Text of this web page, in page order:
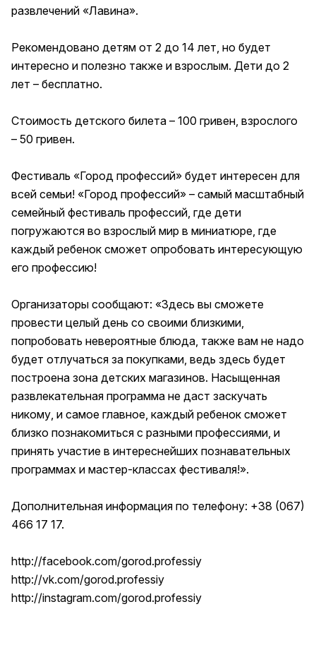
развлечений «Лавина».
Рекомендовано детям от 2 до 14 лет, но будет
интересно и полезно также и взрослым. Дети до 2
лет – бесплатно.
Стоимость детского билета – 100 гривен, взрослого
– 50 гривен.
Фестиваль «Город профессий» будет интересен для
всей семьи! «Город профессий» – самый масштабный
семейный фестиваль профессий, где дети
погружаются во взрослый мир в миниатюре, где
каждый ребенок сможет опробовать интересующую
его профессию!
Организаторы сообщают: «Здесь вы сможете
провести целый день со своими близкими,
попробовать невероятные блюда, также вам не надо
будет отлучаться за покупками, ведь здесь будет
построена зона детских магазинов. Насыщенная
развлекательная программа не даст заскучать
никому, и самое главное, каждый ребенок сможет
близко познакомиться с разными профессиями, и
принять участие в интереснейших познавательных
программах и мастер-классах фестиваля!».
Дополнительная информация по телефону: +38 (067)
466 17 17.
http://facebook.com/gorod.professiy
http://vk.com/gorod.professiy
http://instagram.com/gorod.professiy